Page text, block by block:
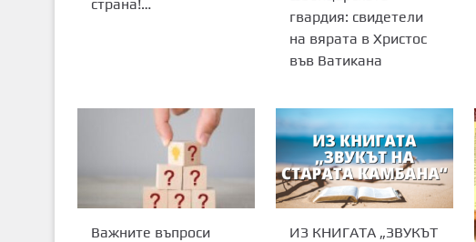
страна!…
гвардия: свидетели
на вярата в Христос
във Ватикана
Важните въпроси
ИЗ КНИГАТА „ЗВУКЪТ